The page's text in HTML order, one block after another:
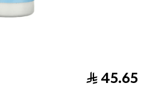
بخاخ بلسم مرطب + الإصلاح
45.65